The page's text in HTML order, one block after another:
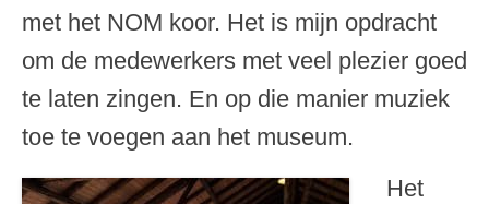
met het NOM koor. Het is mijn opdracht
om de medewerkers met veel plezier goed
te laten zingen. En op die manier muziek
toe te voegen aan het museum.
Het